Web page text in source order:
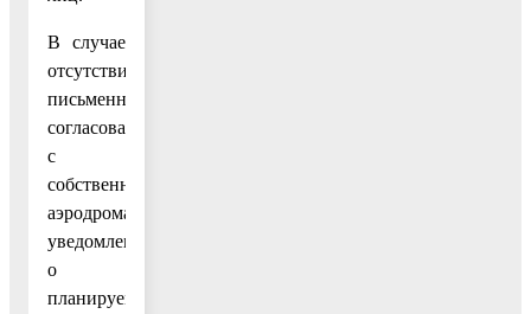
В случае
отсутствия
письменного
согласования
с
собственником
аэродрома,
уведомление
о
планируемом